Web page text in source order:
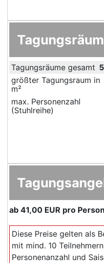
Tagungsräume gesamt 5
größter Tagungsraum in
m²
max. Personenzahl
(Stuhlreihe)
ab 41,00 EUR pro
Diese Preise gelten als
mit mind. 10
Personenanzahl und